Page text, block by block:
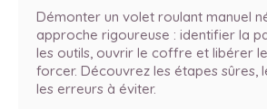
Démonter un volet roulant manuel
approche rigoureuse : identifier la
les outils, ouvrir le coffre et libérer
forcer. Découvrez les étapes sûres,
les erreurs à éviter.